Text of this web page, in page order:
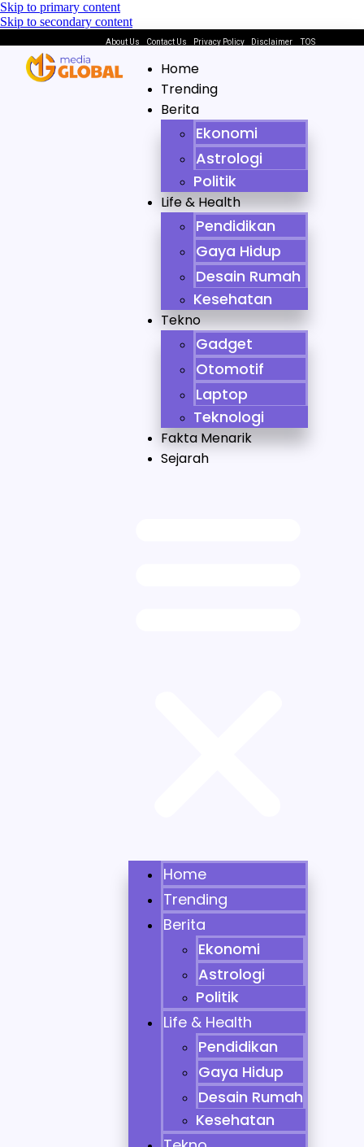
Skip to primary content
Skip to secondary content
About Us Contact Us Privacy Policy DisclaimerTOS
Home
Trending
Berita
Ekonomi
Astrologi
Politik
Life & Health
Pendidikan
Gaya Hidup
Desain Rumah
Kesehatan
Tekno
Gadget
Otomotif
Laptop
Teknologi
Fakta Menarik
Sejarah
Home
Trending
Berita
Ekonomi
Astrologi
Politik
Life & Health
Pendidikan
Gaya Hidup
Desain Rumah
Kesehatan